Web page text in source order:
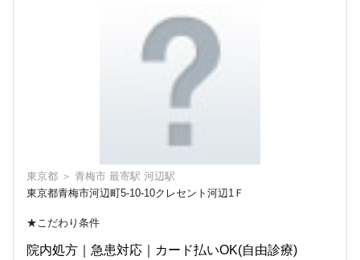
東京都 ＞ 青梅市 最寄駅 河辺駅
東京都青梅市河辺町5-10-10クレセント河辺1Ｆ
★こだわり条件
院内処方｜急患対応｜カード払いOK(自由診療)